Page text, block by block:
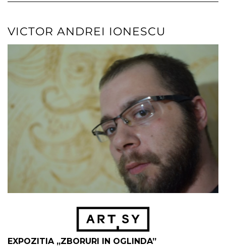
VICTOR ANDREI IONESCU
EXPOZITIA „ZBORURI IN OGLINDA”